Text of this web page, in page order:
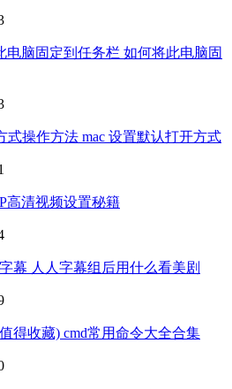
电脑固定到任务栏 如何将此电脑固
式操作方法 mac 设置默认打开方式
高清视频设置秘籍
幕 人人字幕组后用什么看美剧
得收藏) cmd常用命令大全合集